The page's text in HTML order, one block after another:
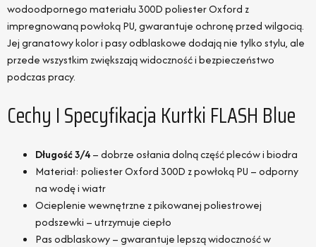
wodoodpornego materiału 300D poliester Oxford z
impregnowaną powłoką PU, gwarantuje ochronę przed wilgocią.
Jej granatowy kolor i pasy odblaskowe dodają nie tylko stylu, ale
przede wszystkim zwiększają widoczność i bezpieczeństwo
podczas pracy.
Cechy I Specyfikacja Kurtki FLASH Blue
Długość 3/4– dobrze osłania dolną część pleców i biodra
Materiał: poliester Oxford 300D z powłoką PU – odporny
na wodę i wiatr
Ocieplenie wewnętrzne z pikowanej poliestrowej
podszewki – utrzymuje ciepło
Pas odblaskowy – gwarantuje lepszą widoczność w